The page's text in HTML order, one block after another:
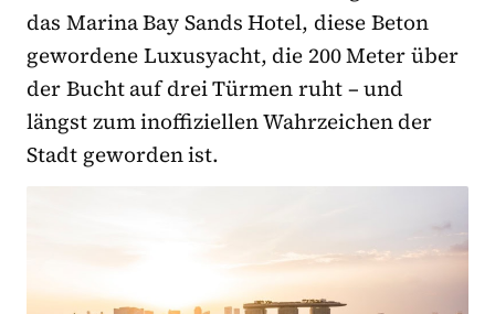
das Marina Bay Sands Hotel, diese Beton
gewordene Luxusyacht, die 200 Meter über
der Bucht auf drei Türmen ruht – und
längst zum inoffiziellen Wahrzeichen der
Stadt geworden ist.